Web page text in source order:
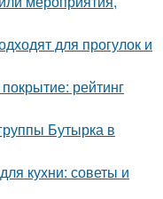
для прогулок и
рейтинг
Бутырка в
кухни: советы и